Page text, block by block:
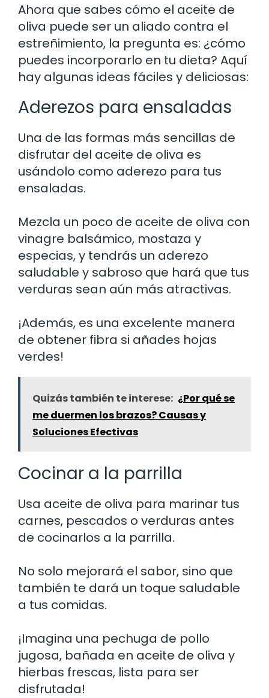
Ahora que sabes cómo el aceite de
oliva puede ser un aliado contra el
estreñimiento, la pregunta es: ¿cómo
puedes incorporarlo en tu dieta? Aquí
hay algunas ideas fáciles y deliciosas:
Aderezos para ensaladas
Una de las formas más sencillas de
disfrutar del aceite de oliva es
usándolo como aderezo para tus
ensaladas.
Mezcla un poco de aceite de oliva con
vinagre balsámico, mostaza y
especias, y tendrás un aderezo
saludable y sabroso que hará que tus
verduras sean aún más atractivas.
¡Además, es una excelente manera
de obtener fibra si añades hojas
verdes!
Quizás también te interese: ¿Por qué se
me duermen los brazos? Causas y
Soluciones Efectivas
Cocinar a la parrilla
Usa aceite de oliva para marinar tus
carnes, pescados o verduras antes
de cocinarlos a la parrilla.
No solo mejorará el sabor, sino que
también te dará un toque saludable
a tus comidas.
¡Imagina una pechuga de pollo
jugosa, bañada en aceite de oliva y
hierbas frescas, lista para ser
disfrutada!